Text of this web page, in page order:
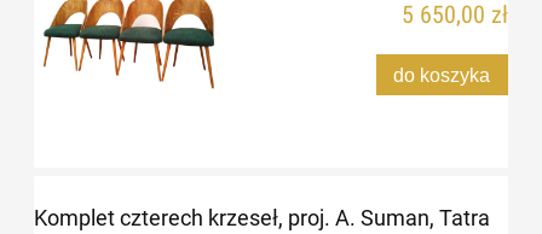
5 650,00 zł
do koszyka
Komplet czterech krzeseł, proj. A. Suman, Tatra